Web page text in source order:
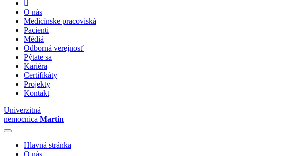
O nás
Medicínske pracoviská
Pacienti
Médiá
Odborná verejnosť
Pýtate sa
Kariéra
Certifikáty
Projekty
Kontakt
Univerzitná
nemocnica Martin
Hlavná stránka
O nás